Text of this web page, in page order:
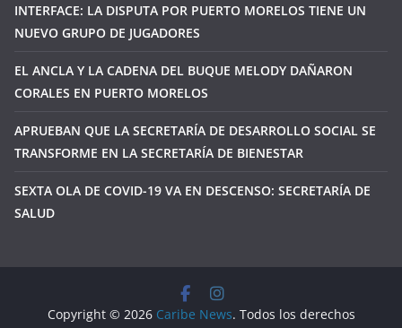
INTERFACE: LA DISPUTA POR PUERTO MORELOS TIENE UN
NUEVO GRUPO DE JUGADORES
EL ANCLA Y LA CADENA DEL BUQUE MELODY DAÑARON
CORALES EN PUERTO MORELOS
APRUEBAN QUE LA SECRETARÍA DE DESARROLLO SOCIAL SE
TRANSFORME EN LA SECRETARÍA DE BIENESTAR
SEXTA OLA DE COVID-19 VA EN DESCENSO: SECRETARÍA DE
SALUD
Copyright © 2026 Caribe News. Todos los derechos